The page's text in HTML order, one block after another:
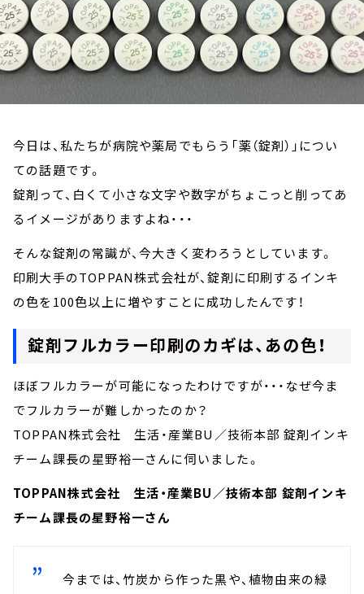
今日は、私たちが病院や薬局でもらう「薬（錠剤）」につい
ての話題です。
錠剤って、白くて小さな文字や数字がちょこっと削ってあ
るイメージがありますよね・・・
そんな錠剤の常識が、今大きく変わろうとしています。
印刷大手のTOPPAN株式会社が、錠剤に印刷するインキ
の色を100色以上に増やすことに成功したんです！
錠剤フルカラー印刷のカギは、あの色！
ほぼフルカラーが可能になったわけですが・・・なぜ今ま
でフルカラーが難しかったのか？
TOPPAN株式会社 生活・産業BU／技術本部 錠剤インキ
チーム課長の星野裕一さんに伺いました。
TOPPAN株式会社 生活・産業BU／技術本部 錠剤インキ
チーム課長の星野裕一さん
今までは、竹炭から作った黒や、植物由来の緑